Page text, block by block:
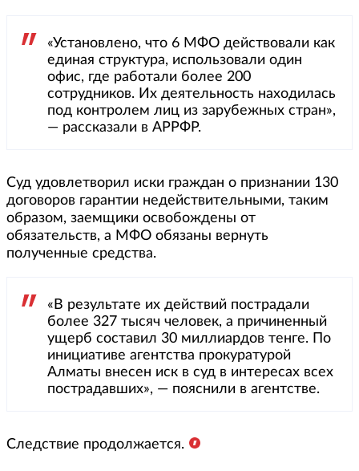
«Установлено, что 6 МФО действовали как
единая структура, использовали один
офис, где работали более 200
сотрудников. Их деятельность находилась
под контролем лиц из зарубежных стран»,
— рассказали в АРРФР.
Суд удовлетворил иски граждан о признании 130
договоров гарантии недействительными, таким
образом, заемщики освобождены от
обязательств, а МФО обязаны вернуть
полученные средства.
«В результате их действий пострадали
более 327 тысяч человек, а причиненный
ущерб составил 30 миллиардов тенге. По
инициативе агентства прокуратурой
Алматы внесен иск в суд в интересах всех
пострадавших», — пояснили в агентстве.
Следствие продолжается.